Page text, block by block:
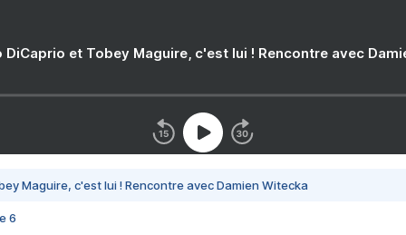
DiCaprio et Tobey Maguire, c'est lui ! Rencontre avec
Maguire, c'est lui ! Rencontre avec Damien Witecka
6